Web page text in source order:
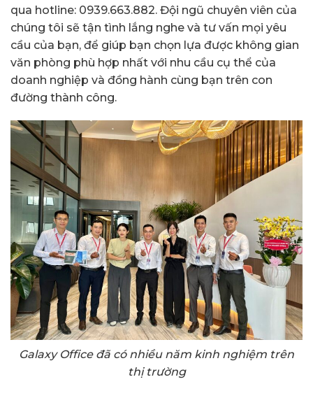
qua hotline: 0939.663.882. Đội ngũ chuyên viên của
chúng tôi sẽ tận tình lắng nghe và tư vấn mọi yêu
cầu của bạn, để giúp bạn chọn lựa được không gian
văn phòng phù hợp nhất với nhu cầu cụ thể của
doanh nghiệp và đồng hành cùng bạn trên con
đường thành công.
Galaxy Office đã có nhiều năm kinh nghiệm trên
thị trường